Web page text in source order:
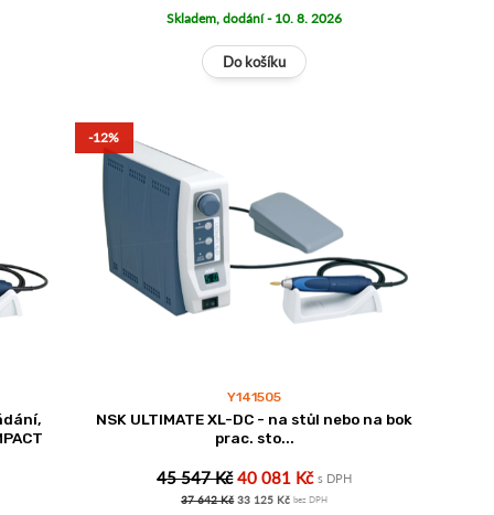
Skladem, dodání - 10. 8. 2026
-12%
Y141505
NSK ULTIMATE XL-DC - na stůl nebo na bok
prac. sto...
45 547 Kč 40 081 Kčs DPH
37 642 Kč 33 125 Kčbez DPH